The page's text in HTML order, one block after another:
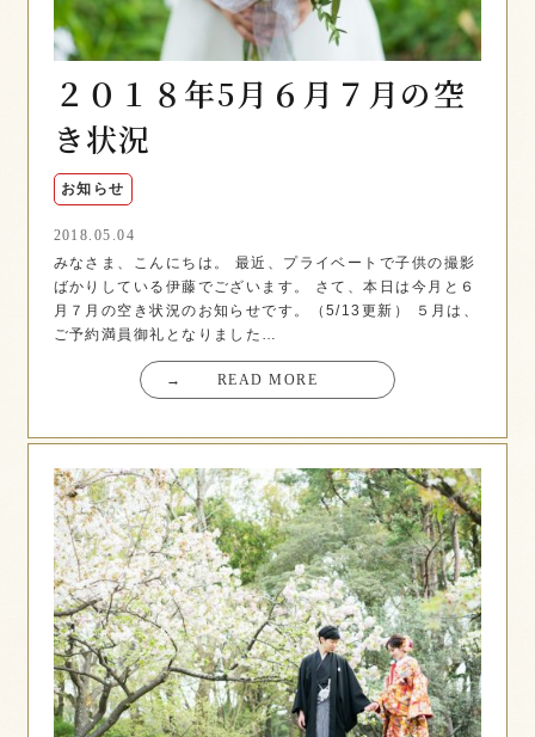
２０１８年5月６月７月の空
き状況
お知らせ
2018.05.04
みなさま、こんにちは。 最近、プライベートで子供の撮影
ばかりしている伊藤でございます。 さて、本日は今月と６
月７月の空き状況のお知らせです。（5/13更新） ５月は、
ご予約満員御礼となりました…
→ READ MORE